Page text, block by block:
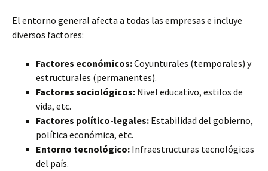
El entorno general afecta a todas las empresas e incluye
diversos factores:
Factores económicos:Coyunturales (temporales) y
estructurales (permanentes).
Factores sociológicos: Nivel educativo, estilos de
vida, etc.
Factores político-legales: Estabilidad del gobierno,
política económica, etc.
Entorno tecnológico: Infraestructuras tecnológicas
del país.